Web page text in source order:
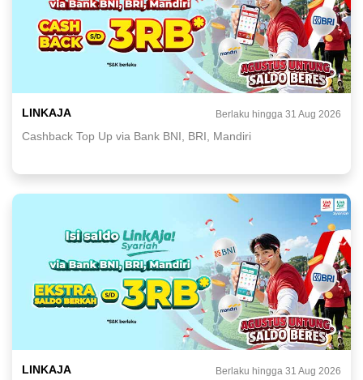
LINKAJA Berlaku hingga 31 Aug 2026
Cashback Top Up via Bank BNI, BRI, Mandiri
LINKAJA Berlaku hingga 31 Aug 2026